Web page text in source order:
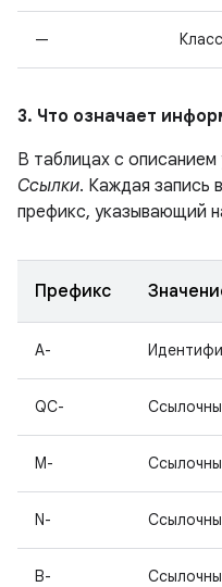
—
3. Что означает
В таблицах с
Ссылки. Каждая запись
префикс, указывающий
Префикс
A-
QC-
M-
N-
B-